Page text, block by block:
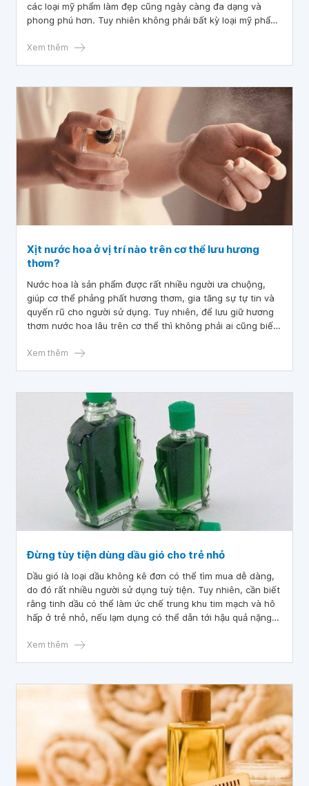
các loại mỹ phẩm làm đẹp cũng ngày càng đa dạng và
phong phú hơn. Tuy nhiên không phải bất kỳ loại mỹ phẩm
đặc biệt các hương liệu tạo mùi mỹ phẩm. Vậy dùng mỹ
Xem thêm
Xịt nước hoa ở vị trí nào trên cơ thể lưu hương
thơm?
Nước hoa là sản phẩm được rất nhiều người ưa chuộng,
giúp cơ thể phảng phất hương thơm, gia tăng sự tự tin và
quyến rũ cho người sử dụng. Tuy nhiên, để lưu giữ hương
thơm nước hoa lâu trên cơ thể thì không phải ai cũng biết.
Xem thêm
Đừng tùy tiện dùng dầu gió cho trẻ nhỏ
Dầu gió là loại dầu không kê đơn có thể tìm mua dễ dàng,
do đó rất nhiều người sử dụng tuỳ tiện. Tuy nhiên, cần biết
rằng tinh dầu có thể làm ức chế trung khu tim mạch và hô
hấp ở trẻ nhỏ, nếu lạm dụng có thể dẫn tới hậu quả nặng
không? Lưu ý khi sử dụng là gì?
Xem thêm